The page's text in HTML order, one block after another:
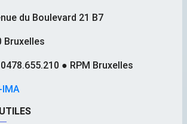
du Boulevard 21 B7
Bruxelles
0478.655.210 ● RPM Bruxelles